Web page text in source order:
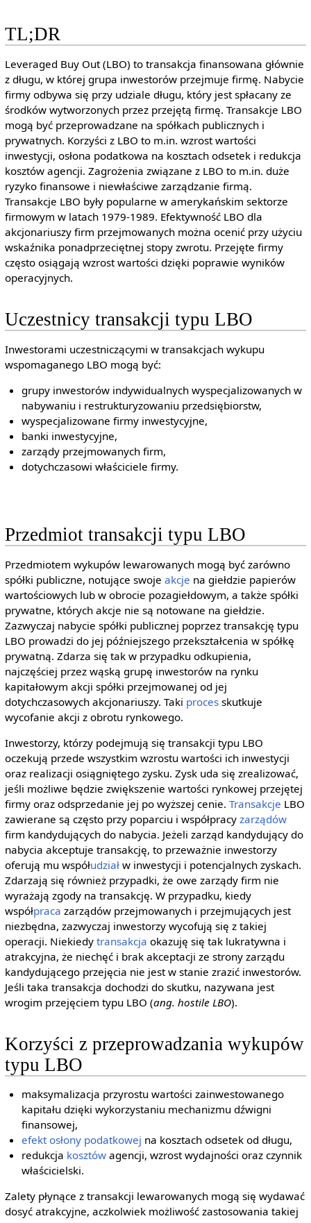
TL;DR
Leveraged Buy Out (LBO) to transakcja finansowana głównie
z długu, w której grupa inwestorów przejmuje firmę. Nabycie
firmy odbywa się przy udziale długu, który jest spłacany ze
środków wytworzonych przez przejętą firmę. Transakcje LBO
mogą być przeprowadzane na spółkach publicznych i
prywatnych. Korzyści z LBO to m.in. wzrost wartości
inwestycji, osłona podatkowa na kosztach odsetek i redukcja
kosztów agencji. Zagrożenia związane z LBO to m.in. duże
ryzyko finansowe i niewłaściwe zarządzanie firmą.
Transakcje LBO były popularne w amerykańskim sektorze
firmowym w latach 1979-1989. Efektywność LBO dla
akcjonariuszy firm przejmowanych można ocenić przy użyciu
wskaźnika ponadprzeciętnej stopy zwrotu. Przejęte firmy
często osiągają wzrost wartości dzięki poprawie wyników
operacyjnych.
Uczestnicy transakcji typu LBO
Inwestorami uczestniczącymi w transakcjach wykupu
wspomaganego LBO mogą być:
grupy inwestorów indywidualnych wyspecjalizowanych w
nabywaniu i restrukturyzowaniu przedsiębiorstw,
wyspecjalizowane firmy inwestycyjne,
banki inwestycyjne,
zarządy przejmowanych firm,
dotychczasowi właściciele firmy.
Przedmiot transakcji typu LBO
Przedmiotem wykupów lewarowanych mogą być zarówno
spółki publiczne, notujące swoje akcje na giełdzie papierów
wartościowych lub w obrocie pozagiełdowym, a także spółki
prywatne, których akcje nie są notowane na giełdzie.
Zazwyczaj nabycie spółki publicznej poprzez transakcję typu
LBO prowadzi do jej późniejszego przekształcenia w spółkę
prywatną. Zdarza się tak w przypadku odkupienia,
najczęściej przez wąską grupę inwestorów na rynku
kapitałowym akcji spółki przejmowanej od jej
dotychczasowych akcjonariuszy. Taki processkutkuje
wycofanie akcji z obrotu rynkowego.
Inwestorzy, którzy podejmują się transakcji typu LBO
oczekują przede wszystkim wzrostu wartości ich inwestycji
oraz realizacji osiągniętego zysku. Zysk uda się zrealizować,
jeśli możliwe będzie zwiększenie wartości rynkowej przejętej
firmy oraz odsprzedanie jej po wyższej cenie. Transakcje LBO
zawierane są często przy poparciu i współpracy zarządów
firm kandydujących do nabycia. Jeżeli zarząd kandydujący do
nabycia akceptuje transakcję, to przeważnie inwestorzy
oferują mu współudziałw inwestycji i potencjalnych zyskach.
Zdarzają się również przypadki, że owe zarządy firm nie
wyrażają zgody na transakcję. W przypadku, kiedy
współpraca zarządów przejmowanych i przejmujących jest
niezbędna, zazwyczaj inwestorzy wycofują się z takiej
operacji. Niekiedy transakcja okazuję się tak lukratywna i
atrakcyjna, że niechęć i brak akceptacji ze strony zarządu
kandydującego przejęcia nie jest w stanie zrazić inwestorów.
Jeśli taka transakcja dochodzi do skutku, nazywana jest
wrogim przejęciem typu LBO (ang. hostile LBO).
Korzyści z przeprowadzania wykupów
typu LBO
maksymalizacja przyrostu wartości zainwestowanego
kapitału dzięki wykorzystaniu mechanizmu dźwigni
finansowej,
efekt osłony podatkowej na kosztach odsetek od długu,
redukcja kosztów agencji, wzrost wydajności oraz czynnik
właścicielski.
Zalety płynące z transakcji lewarowanych mogą się wydawać
dosyć atrakcyjne, aczkolwiek możliwość zastosowania takiej